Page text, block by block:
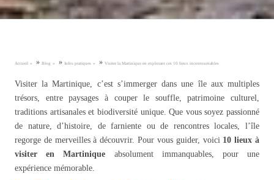
Accueil » Blog » Infos pratiques » Visiter la Martinique en explorant ces 10 lieux incontournables
Visiter la Martinique, c’est s’immerger dans une île aux multiples
trésors, entre paysages à couper le souffle, patrimoine culturel,
traditions artisanales et biodiversité unique. Que vous soyez passionné
de nature, d’histoire, de farniente ou de rencontres locales, l’île
regorge de merveilles à découvrir. Pour vous guider, voici 10 lieux à
visiter en Martinique absolument immanquables, pour une
expérience mémorable.